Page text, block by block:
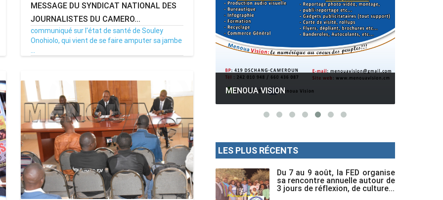
MESSAGE DU SYNDICAT NATIONAL DES
JOURNALISTES DU CAMERO...
communiqué sur l'état de santé de Souley
Onohiolo, qui vient de se faire amputer sa jambe
...
MENOUA VISION
GESPROS formation : La rentrée
académique ce 10 Octobre 2022.
LES PLUS RÉCENTS
Du 7 au 9 août, la FED organise
sa rencontre annuelle autour de
3 jours de réflexion, de culture...